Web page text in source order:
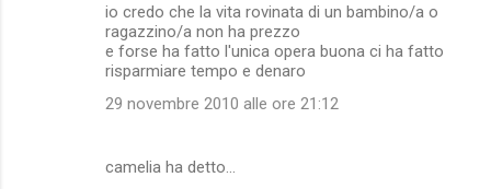
io credo che la vita rovinata di un bambino/a o
ragazzino/a non ha prezzo
e forse ha fatto l'unica opera buona ci ha fatto
risparmiare tempo e denaro
29 novembre 2010 alle ore 21:12
camelia ha detto…